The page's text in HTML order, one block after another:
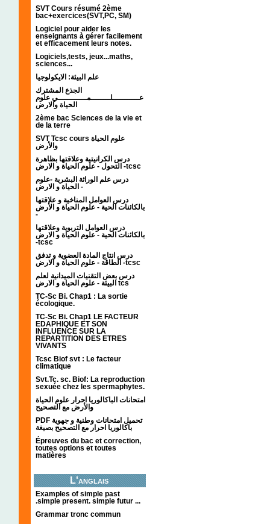
SVT Cours résumé 2ème
bac+exercices(SVT,PC, SM)
Logiciel pour aider les
enseignants à gérer facilement
et efficacement leurs notes.
Logiciels,tests, jeux...maths,
sciences...
علم البيئة: الايكولوجيا
الجذع المشترك
عـــــــــــلــــــــمــــــــــــي علوم
الحياة والارض
2ème bac Sciences de la vie et
de la terre
SVT Tcsc cours علوم الحياة
والأرض
درس الكرانيتية وعلاقتها بظاهرة
التحول - علوم الحياة و الارض -tcsc
درس علم الوراثة البشرية -علوم
الحياة و الارض -
درس العوامل المناخية و علاقتها
بالكائنات الحية - علوم الحياة و الأرض
-
درس العوامل التربوية وعلاقتها
بالكائنات الحية - علوم الحياة و الارض
-tcsc
درس انتاج المادة العضوية و تدفق
الطاقة - علوم الحياة و الارض -tcsc
درس بعض التقنيات الميدانية لعلم
البيئة - علوم الحياة و الارض tcs
TC-Sc Bi. Chap1 : La sortie
écologique.
TC-Sc Bi. Chap1 LE FACTEUR
EDAPHIQUE ET SON
INFLUENCE SUR LA
REPARTITION DES ETRES
VIVANTS
Tcsc Biof svt : Le facteur
climatique
Svt.Tc. sc. Biof: La reproduction
sexuée chez les spermaphytes.
امتحانات الباكالوريا احرار علوم الحياة
والأرض مع التصحيح
PDF تحميل امتحانات وطنية و جهوية
باكالوريا احرار مع التصحيح بصيغة
Épreuves du bac et correction,
toutes options et toutes
matières
L'anglais
Examples of simple past
.simple present. simple futur ...
Grammar tronc commun